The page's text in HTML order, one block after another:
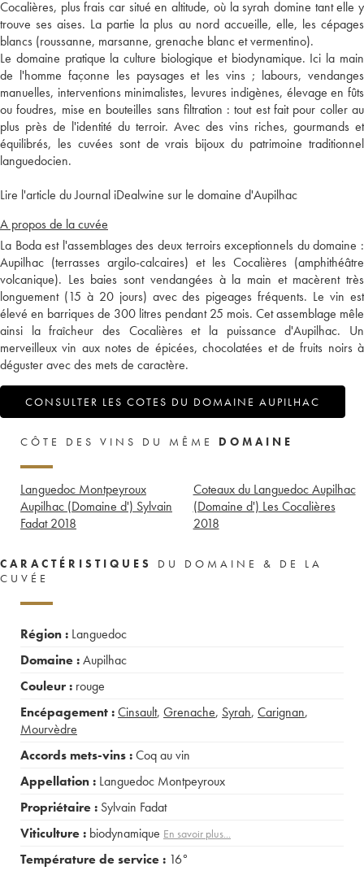
Cocalières, plus frais car situé en altitude, où la syrah domine tant elle y
trouve ses aises. La partie la plus au nord accueille, elle, les cépages
blancs (roussanne, marsanne, grenache blanc et vermentino).
Le domaine pratique la culture biologique et biodynamique. Ici la main
de l'homme façonne les paysages et les vins ; labours, vendanges
manuelles, interventions minimalistes, levures indigènes, élevage en fûts
ou foudres, mise en bouteilles sans filtration : tout est fait pour coller au
plus près de l'identité du terroir. Avec des vins riches, gourmands et
équilibrés, les cuvées sont de vrais bijoux du patrimoine traditionnel
languedocien.
Lire l'article du Journal iDealwine sur le domaine d'Aupilhac
A propos de la cuvée
La Boda est l'assemblages des deux terroirs exceptionnels du domaine :
Aupilhac (terrasses argilo-calcaires) et les Cocalières (amphithéâtre
volcanique). Les baies sont vendangées à la main et macèrent très
longuement (15 à 20 jours) avec des pigeages fréquents. Le vin est
élevé en barriques de 300 litres pendant 25 mois. Cet assemblage mêle
ainsi la fraîcheur des Cocalières et la puissance d'Aupilhac. Un
merveilleux vin aux notes de épicées, chocolatées et de fruits noirs à
déguster avec des mets de caractère.
CONSULTER LES COTES DU DOMAINE AUPILHAC
CÔTE DES VINS DU MÊME DOMAINE
Languedoc Montpeyroux
Aupilhac (Domaine d') Sylvain
Fadat 2018
Coteaux du Languedoc Aupilhac
(Domaine d') Les Cocalières
2018
CARACTÉRISTIQUES
DU DOMAINE & DE LA
CUVÉE
Région : Languedoc
Domaine :Aupilhac
Couleur : rouge
Encépagement :Cinsault, Grenache, Syrah, Carignan,
Mourvèdre
Accords mets-vins :Coq au vin
Appellation : Languedoc Montpeyroux
Propriétaire : Sylvain Fadat
Viticulture : biodynamique En savoir plus...
Température de service : 16°